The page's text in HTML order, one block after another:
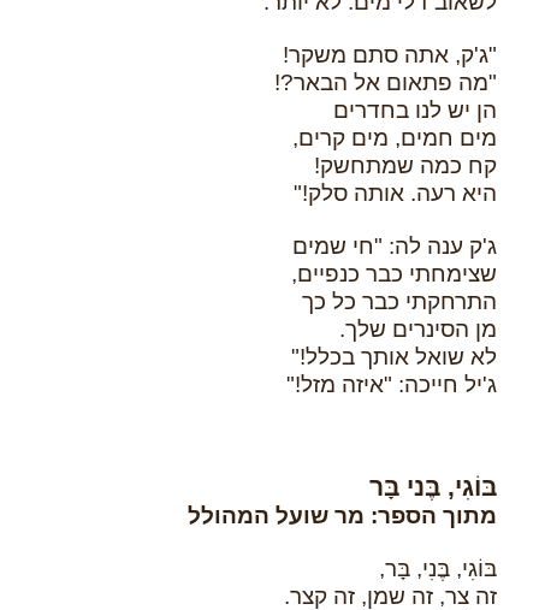
"ג'ק, אתה סתם משקר!
"מה פתאום אל הבאר?!
הן יש לנו בחדרים
מים חמים, מים קרים,
קח כמה שמתחשק!
היא רעה. אותה סלק!"
ג'ק ענה לה: "חי שמים
שצימחתי כבר כנפיים,
התרחקתי כבר כל כך
מן הסינרים שלך.
לא שואל אותך בכלל!"
ג'יל חייכה: "איזה מזל!"
בּוֹגִי, בֶּני בָּר
מתוך הספר: מר שועל המהולל
בּוֹגִי, בֶּנִי, בָּר,
זה צר, זה שמן, זה קצר.